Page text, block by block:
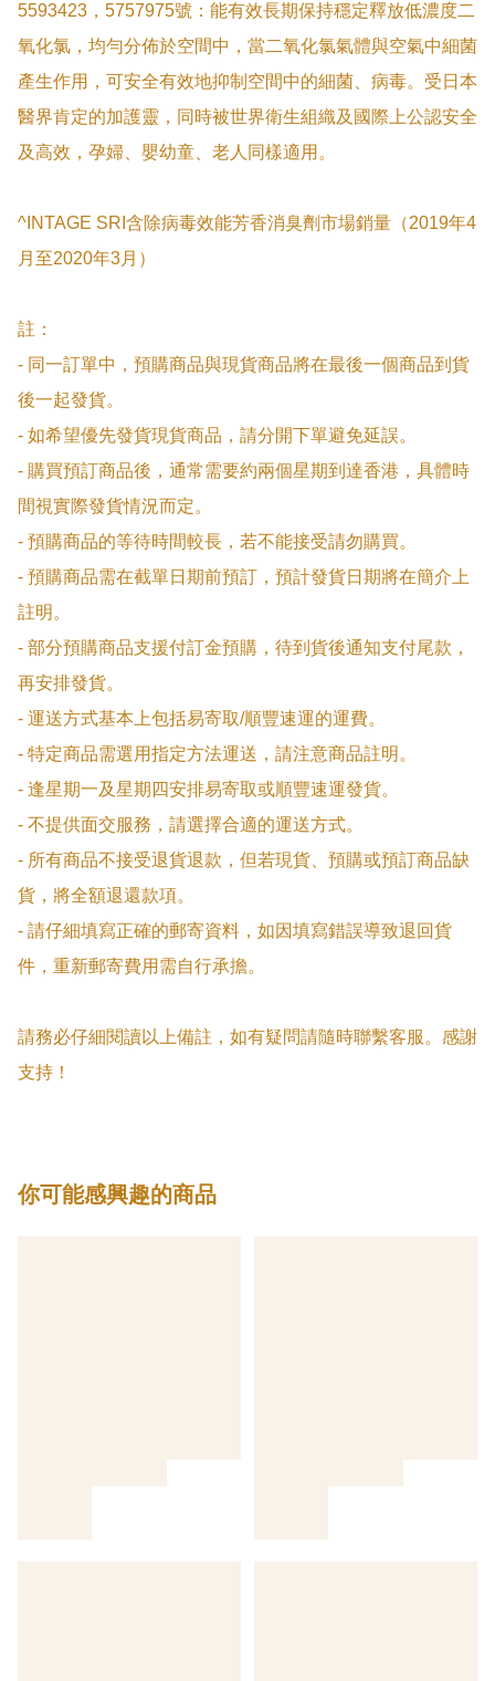
5593423，5757975號：能有效長期保持穩定釋放低濃度二
氧化氯，均勻分佈於空間中，當二氧化氯氣體與空氣中細菌
產生作用，可安全有效地抑制空間中的細菌、病毒。受日本
醫界肯定的加護靈，同時被世界衛生組織及國際上公認安全
及高效，孕婦、嬰幼童、老人同樣適用。
^INTAGE SRI含除病毒效能芳香消臭劑市場銷量（2019年4
月至2020年3月）
註：
- 同一訂單中，預購商品與現貨商品將在最後一個商品到貨
後一起發貨。
- 如希望優先發貨現貨商品，請分開下單避免延誤。
- 購買預訂商品後，通常需要約兩個星期到達香港，具體時
間視實際發貨情況而定。
- 預購商品的等待時間較長，若不能接受請勿購買。
- 預購商品需在截單日期前預訂，預計發貨日期將在簡介上
註明。
- 部分預購商品支援付訂金預購，待到貨後通知支付尾款，
再安排發貨。
- 運送方式基本上包括易寄取/順豐速運的運費。
- 特定商品需選用指定方法運送，請注意商品註明。
- 逢星期一及星期四安排易寄取或順豐速運發貨。
- 不提供面交服務，請選擇合適的運送方式。
- 所有商品不接受退貨退款，但若現貨、預購或預訂商品缺
貨，將全額退還款項。
- 請仔細填寫正確的郵寄資料，如因填寫錯誤導致退回貨
件，重新郵寄費用需自行承擔。
請務必仔細閱讀以上備註，如有疑問請隨時聯繫客服。感謝
支持！
你可能感興趣的商品